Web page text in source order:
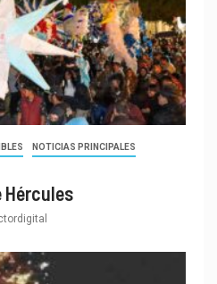
NOTICIAS PRINCIPALES
Hércules